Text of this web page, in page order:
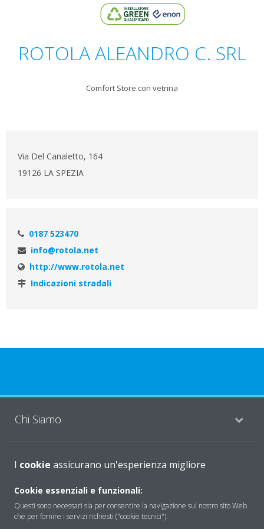
ROTOLA ALEANDRO C. SRL
Comfort Store con vetrina
Via Del Canaletto, 164
19126 LA SPEZIA
0187 523470
info@rotola.net
http://www.rotola.net
Indicazioni stradali
Chi Siamo
Soluzioni
Contattaci
I cookie assicurano un'esperienza migliore
Cookie essenziali e funzionali:
Questi sono necessari sia per consentire la navigazione sul nostro sito Web
che per fornire i servizi richiesti ("cookie tecnici").